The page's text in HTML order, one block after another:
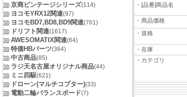
京商ビンテージシリーズ(114)
ヨコモYRX12関連(97)
ヨコモBD7,BD8,BD9関連(761)
ドリフト関連(1617)
AWESOMATIX関連(64)
特価HBパーツ(364)
中古商品(85)
ラジ天名古屋オリジナル商品(44)
ミニ四駆(621)
ドローン(マルチコプター)(33)
電動二輪バランスボード(7)
・[品番]商品名
・商品価格
・規格
・在庫
・カテゴリ